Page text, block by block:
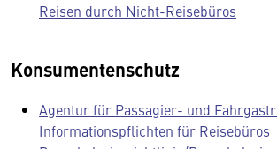
Reisen durch Nicht-Reisebüros
Konsumentenschutz
Agentur für Passagier- und
Informationspflichten für Reisebüros